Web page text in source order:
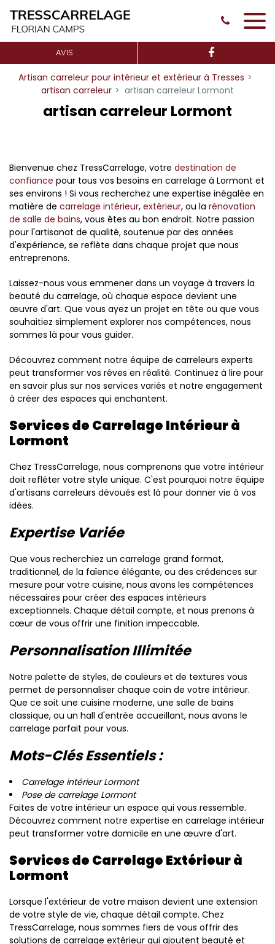
AVIS
Artisan carreleur pour intérieur et extérieur à Tresses
artisan carreleur
artisan carreleur Lormont
artisan carreleur Lormont
Bienvenue chez TressCarrelage, votre destination de
confiance pour tous vos besoins en carrelage à Lormont et
ses environs ! Si vous recherchez une expertise inégalée en
matière de carrelage intérieur, extérieur, ou la rénovation
de salle de bains, vous êtes au bon endroit. Notre passion
pour l'artisanat de qualité, soutenue par des années
d'expérience, se reflète dans chaque projet que nous
entreprenons.
Laissez-nous vous emmener dans un voyage à travers la
beauté du carrelage, où chaque espace devient une
œuvre d'art. Que vous ayez un projet en tête ou que vous
souhaitiez simplement explorer nos compétences, nous
sommes là pour vous guider.
Découvrez comment notre équipe de carreleurs experts
peut transformer vos rêves en réalité. Continuez à lire pour
en savoir plus sur nos services variés et notre engagement
à créer des espaces qui enchantent.
Services de Carrelage Intérieur à
Lormont
Chez TressCarrelage, nous comprenons que votre intérieur
doit refléter votre style unique. C'est pourquoi notre équipe
d'artisans carreleurs dévoués est là pour donner vie à vos
idées.
Expertise Variée
Que vous recherchiez un carrelage grand format,
traditionnel, de la faïence élégante, ou des crédences sur
mesure pour votre cuisine, nous avons les compétences
nécessaires pour créer des espaces intérieurs
exceptionnels. Chaque détail compte, et nous prenons à
cœur de vous offrir une finition impeccable.
Personnalisation Illimitée
Notre palette de styles, de couleurs et de textures vous
permet de personnaliser chaque coin de votre intérieur.
Que ce soit une cuisine moderne, une salle de bains
classique, ou un hall d'entrée accueillant, nous avons le
carrelage parfait pour vous.
Mots-Clés Essentiels :
Carrelage intérieur Lormont
Pose de carrelage Lormont
Faites de votre intérieur un espace qui vous ressemble.
Découvrez comment notre expertise en carrelage intérieur
peut transformer votre domicile en une œuvre d'art.
Services de Carrelage Extérieur à
Lormont
Lorsque l'extérieur de votre maison devient une extension
de votre style de vie, chaque détail compte. Chez
TressCarrelage, nous sommes fiers de vous offrir des
solutions de carrelage extérieur qui ajoutent beauté et